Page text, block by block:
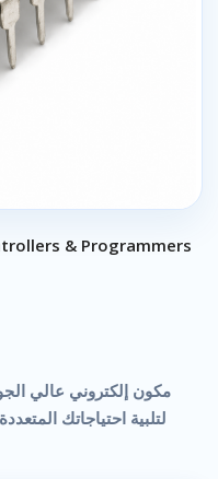
& Programmers
لتلبية احتياجاتك